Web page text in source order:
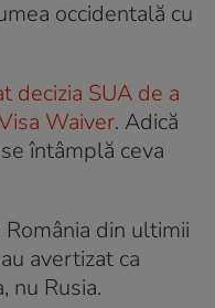
occidentală cu
decizia SUA de a
Waiver. Adică
întâmplă ceva
România din ultimii
avertizat ca
nu Rusia.